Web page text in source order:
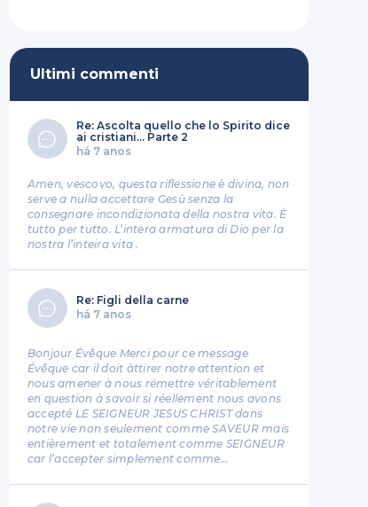
Ultimi commenti
Re: Ascolta quello che lo Spirito dice
ai cristiani... Parte 2
há 7 anos
Amen, vescovo, questa riflessione è divina, non
serve a nulla accettare Gesù senza la
consegnare incondizionata della nostra vita. È
tutto per tutto. L’intera armatura di Dio per la
nostra l’inteira vita .
Re: Figli della carne
há 7 anos
Bonjour Évêque Merci pour ce message
Évêque car il doit àttirer notre attention et
nous amener à nous rémettre véritablement
en question à savoir si réellement nous avons
accepté LE SEIGNEUR JESUS CHRIST dans
notre vie non seulement comme SAVEUR mais
entièrement et totalement comme SEIGNEUR
car l’accepter simplement comme…